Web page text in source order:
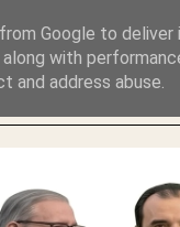
Google to
with
and address abuse.